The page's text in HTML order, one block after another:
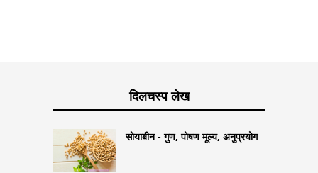
दिलचस्प लेख
सोयाबीन - गुण, पोषण मूल्य, अनुप्रयोग